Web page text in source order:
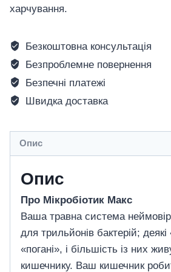
харчування.
Безкоштовна консультація
Безпроблемне повернення
Безпечні платежі
Швидка доставка
Опис
Опис
Про Мікробіотик Макс
Ваша травна система
для трильйонів бактерій; деякі
«погані», і більшість із них
кишечнику. Ваш кишечник